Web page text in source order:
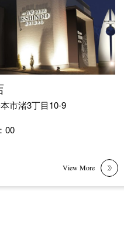
市渚3丁目10-9
00